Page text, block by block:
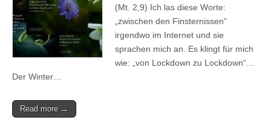
(Mt. 2,9) Ich las diese Worte:
„zwischen den Finsternissen“
irgendwo im Internet und sie
sprachen mich an. Es klingt für mich
wie: „von Lockdown zu Lockdown“…
Der Winter…
Read more →